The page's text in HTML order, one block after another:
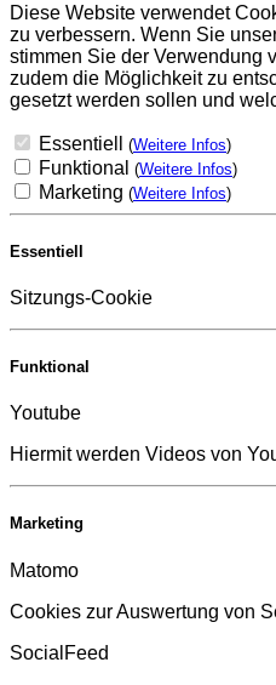
Diese Website verwendet
zu verbessern. Wenn Sie
stimmen Sie der Verwendung
zudem die Möglichkeit zu
gesetzt werden sollen und
Essentiell (Weitere Infos)
Funktional (Weitere Infos)
Marketing (Weitere Infos)
Essentiell
Sitzungs-Cookie
Funktional
Youtube
Hiermit werden Videos von
Marketing
Matomo
Cookies zur Auswertung von
SocialFeed